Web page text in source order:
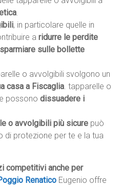
.
, in particolare quelle in
aridurre le perdite
sulle bollette
o avvolgibili svolgono un
casa a Fiscaglia. tapparelle o
possonodissuadere i
o avvolgibili più sicure può
di protezione per te e la tua
competitivi anche per
Renatico Eugenio offre